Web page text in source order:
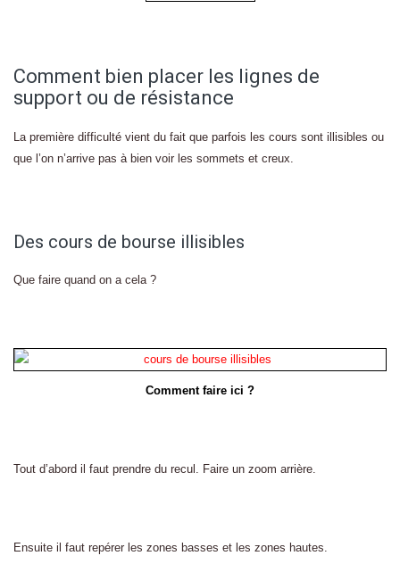
Comment bien placer les lignes de
support ou de résistance
La première difficulté vient du fait que parfois les cours sont illisibles ou
que l’on n’arrive pas à bien voir les sommets et creux.
Des cours de bourse illisibles
Que faire quand on a cela ?
Comment faire ici ?
Tout d’abord il faut prendre du recul. Faire un zoom arrière.
Ensuite il faut repérer les zones basses et les zones hautes.